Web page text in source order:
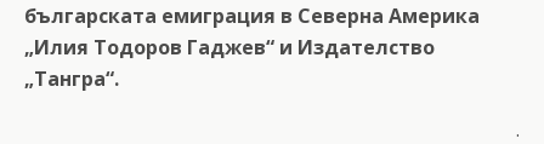
българската емиграция в Северна Америка
„Илия Тодоров Гаджев“ и Издателство
„Тангра“.
.